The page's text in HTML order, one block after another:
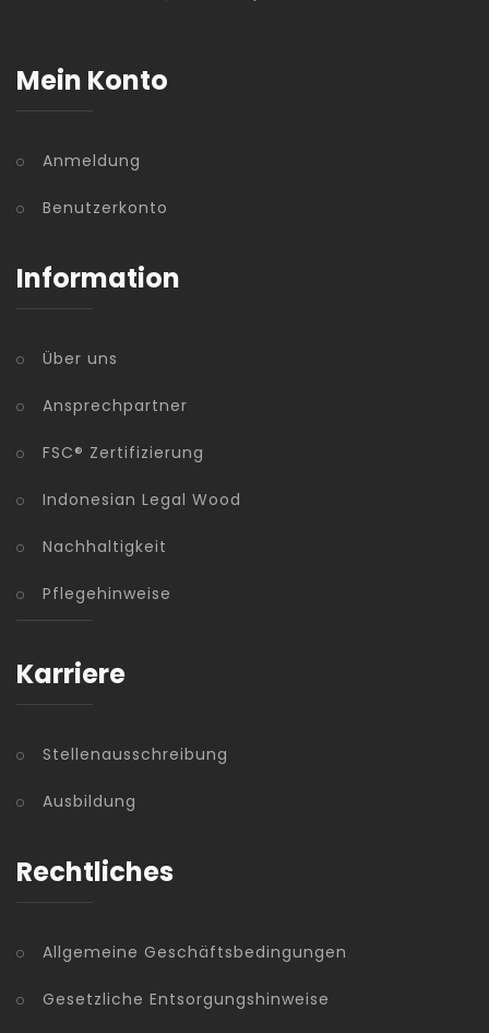
Mein Konto
Anmeldung
Benutzerkonto
Information
Über uns
Ansprechpartner
FSC® Zertifizierung
Indonesian Legal Wood
Nachhaltigkeit
Pflegehinweise
Karriere
Stellenausschreibung
Ausbildung
Rechtliches
Allgemeine Geschäftsbedingungen
Gesetzliche Entsorgungshinweise